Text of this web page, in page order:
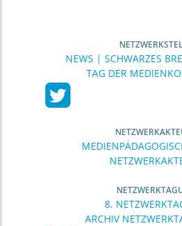
NEWS | SCHWARZES
TAG DER
8.
ARCHIV